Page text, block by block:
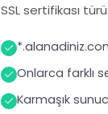
SSL sertifikası türü.
Onlarca farklı
Karmaşık